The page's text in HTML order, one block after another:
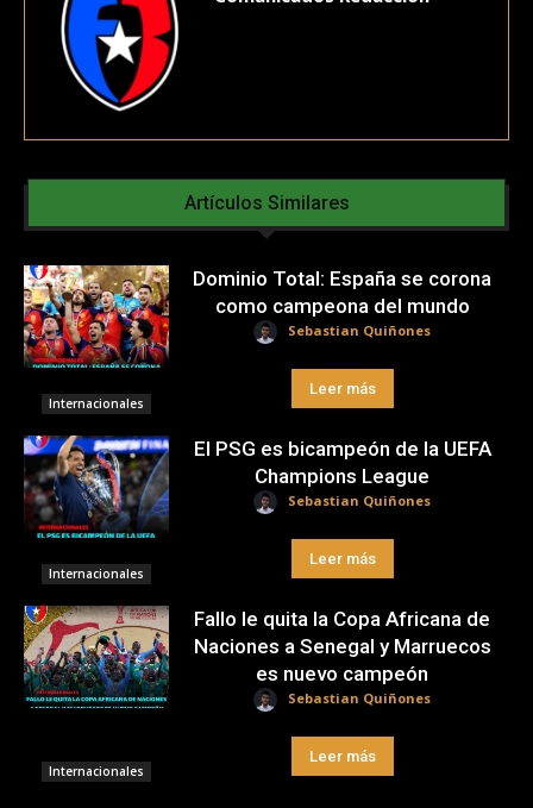
Artículos Similares
Internacionales
Dominio Total: España se corona
como campeona del mundo
Sebastian Quiñones
Leer más
Internacionales
El PSG es bicampeón de la UEFA
Champions League
Sebastian Quiñones
Leer más
Internacionales
Fallo le quita la Copa Africana de
Naciones a Senegal y Marruecos
es nuevo campeón
Sebastian Quiñones
Leer más